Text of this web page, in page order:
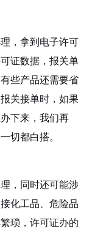
，拿到电子许可
证数据，报关单
些产品还需要省
关接单时，如果
下来，我们再
切都白搭。
，同时还可能涉
化工品、危险品
琐，许可证办的